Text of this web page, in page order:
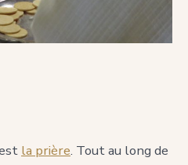
la prière. Tout au long de